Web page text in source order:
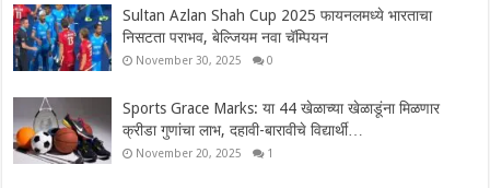
Sultan Azlan Shah Cup 2025 फायनलमध्ये भारताचा
निसटता पराभव, बेल्जियम नवा चॅम्पियन
November 30, 2025 0
Sports Grace Marks: या 44 खेळाच्या खेळाडूंना मिळणार
क्रीडा गुणांचा लाभ, दहावी-बारावीचे विद्यार्थी…
November 20, 2025 1